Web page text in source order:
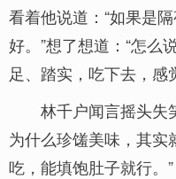
看着他说道：“如果是
好。”想了想道：“怎么
足、踏实，吃下去，感
林千户闻言摇头失
为什么珍馐美味，其实
吃，能填饱肚子就行。”